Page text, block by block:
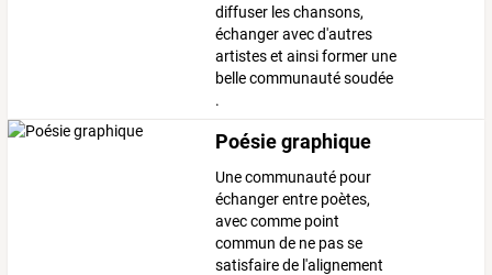
diffuser les chansons,
échanger avec d'autres
artistes et ainsi former une
belle communauté soudée
.
Poésie graphique
Une communauté pour
échanger entre poètes,
avec comme point
commun de ne pas se
satisfaire de l'alignement